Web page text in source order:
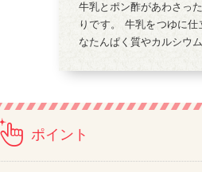
牛乳とポン酢があわさっ
りです。 牛乳をつゆに
なたんぱく質やカルシウ
ポイント